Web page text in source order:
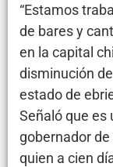
“Estamos
de bares y
en la capital
disminución
estado de
Señaló que es
gobernador de
quien a cien